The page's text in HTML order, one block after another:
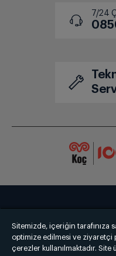
7/24
Sitemizde, içeriğin tarafınıza
optimize edilmesi ve ziyaretçi
çerezler kullanılmaktadır. Site